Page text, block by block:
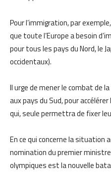
Pour l’immigration, par
que toute l’Europe a besoin
pour tous les pays du Nord, le
occidentaux).
Il urge de mener le combat de
aux pays du Sud, pour
qui, seule permettra de fixer
En ce qui concerne la situation
nomination du premier
olympiques est la nouvelle